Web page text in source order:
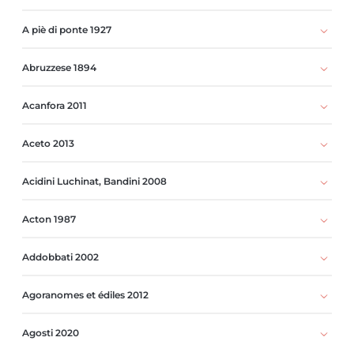
A piè di ponte 1927
Abruzzese 1894
Acanfora 2011
Aceto 2013
Acidini Luchinat, Bandini 2008
Acton 1987
Addobbati 2002
Agoranomes et édiles 2012
Agosti 2020